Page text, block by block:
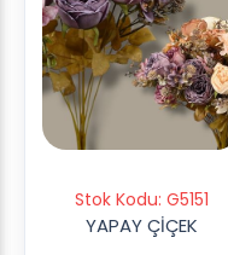
Stok Kodu: G5151
YAPAY ÇİÇEK